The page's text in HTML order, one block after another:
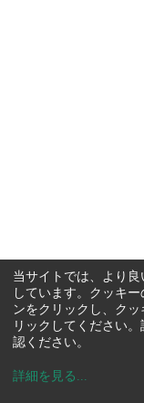
当サイトでは、より
しています。クッキ
ンをクリックし、ク
リックしてください
認ください。
詳細を見る ...